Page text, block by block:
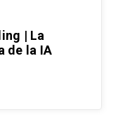
| La
de la IA